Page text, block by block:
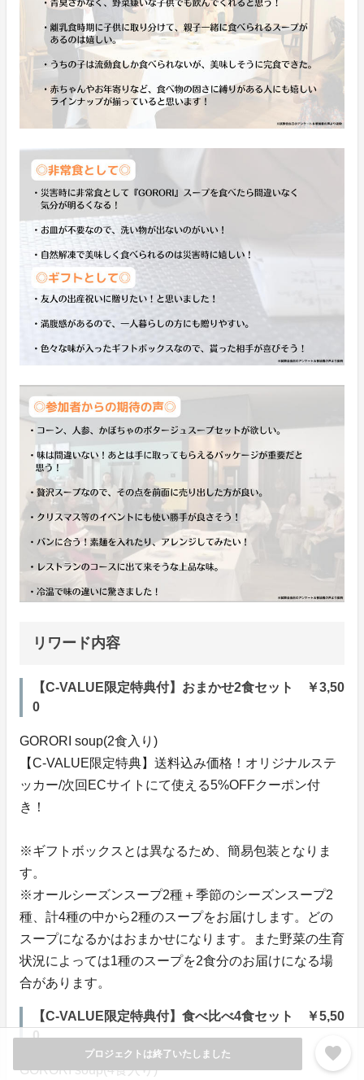
プロジェクトは終了いたしました favorite
リワード内容
【C-VALUE限定特典付】おまかせ2食セット ￥3,50
0
GORORI soup(2食入り)
【C-VALUE限定特典】送料込み価格！オリジナルステ
ッカー/次回ECサイトにて使える5%OFFクーポン付
き！
※ギフトボックスとは異なるため、簡易包装となりま
す。
※オールシーズンスープ2種＋季節のシーズンスープ2
種、計4種の中から2種のスープをお届けします。どの
スープになるかはおまかせになります。また野菜の生育
状況によっては1種のスープを2食分のお届けになる場
合があります。
【C-VALUE限定特典付】食べ比べ4食セット ￥5,50
0
GORORI soup(4食入り)